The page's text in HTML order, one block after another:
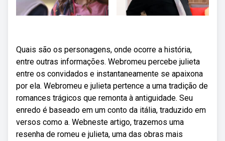
Quais são os personagens, onde ocorre a história,
entre outras informações. Webromeu percebe julieta
entre os convidados e instantaneamente se apaixona
por ela. Webromeu e julieta pertence a uma tradição de
romances trágicos que remonta à antiguidade. Seu
enredo é baseado em um conto da itália, traduzido em
versos como a. Webneste artigo, trazemos uma
resenha de romeu e julieta, uma das obras mais